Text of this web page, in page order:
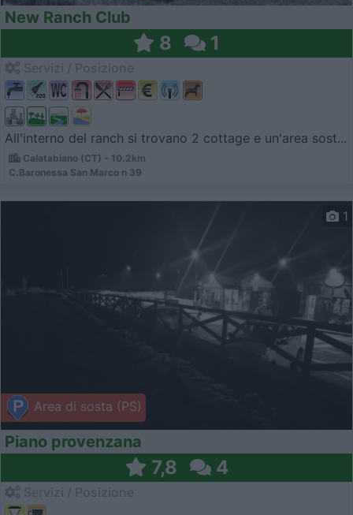
New Ranch Club
8 1
All'interno del ranch si trovano 2 cottage e un'area sost...
Calatabiano (CT) - 10.2km
C.Baronessa San Marco n 39
Area di sosta (PS)
1
Piano provenzana
7,8 4